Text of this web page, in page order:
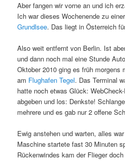
Aber fangen wir vorne an und ich
Ich war dieses Wochenende zu
Grundlsee. Das liegt in Österreich
Also weit entfernt von Berlin. Ist
und dann noch mal eine Stunde
Oktober 2010 ging es früh morgens
am Flughafen Tegel. Das Terminal
hatte noch etwas Glück:
abgeben und los: Denkste!
mehrere und es gab nur 2 offene
Ewig anstehen und warten, alles
Maschine startete fast 30 Minuten
Rückenwindes kam der Flieger